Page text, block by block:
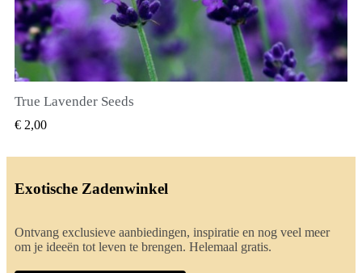
True Lavender Seeds
€ 2,00
Exotische Zadenwinkel
Ontvang exclusieve aanbiedingen, inspiratie en nog veel meer
om je ideeën tot leven te brengen. Helemaal gratis.